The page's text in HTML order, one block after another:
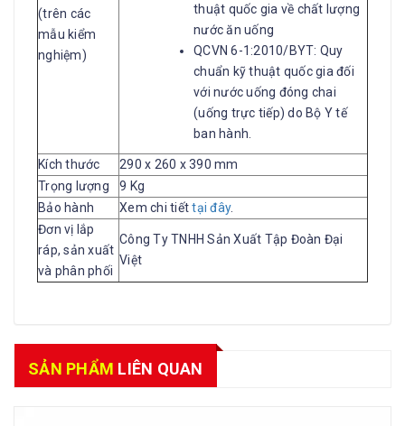
(trên các
mẫu kiểm
nghiệm)
thuật quốc gia về chất lượng
nước ăn uống
QCVN 6-1:2010/BYT: Quy
chuẩn kỹ thuật quốc gia đối
với nước uống đóng chai
(uống trực tiếp) do Bộ Y tế
ban hành.
Kích thước
290 x 260 x 390 mm
Trọng lượng
9 Kg
Bảo hành
Xem chi tiếttại đây.
Đơn vị lắp
ráp, sản xuất
và phân phối
Công Ty TNHH Sản Xuất Tập Đoàn Đại
Việt
SẢN PHẨM LIÊN QUAN